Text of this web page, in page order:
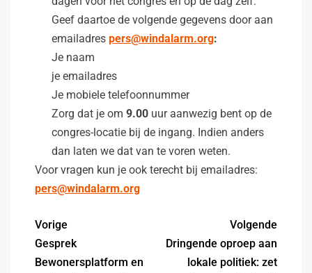
Geef daartoe de volgende gegevens door aan
emailadres pers@windalarm.org:
Je naam
je emailadres
Je mobiele telefoonnummer
Zorg dat je om 9.00 uur aanwezig bent op de
congres-locatie bij de ingang. Indien anders
dan laten we dat van te voren weten.
Voor vragen kun je ook terecht bij emailadres:
pers@windalarm.org
Vorige
Gesprek
Bewonersplatform en
Volgende
Dringende oproep aan
lokale politiek: zet